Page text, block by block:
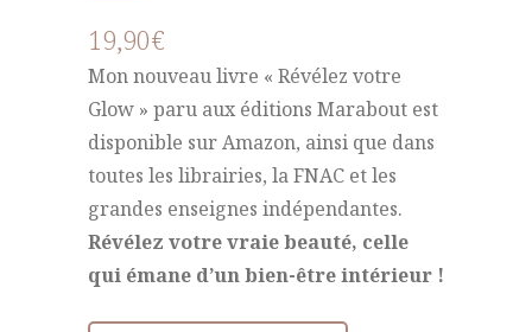
19,90€
Mon nouveau livre « Révélez votre
Glow » paru aux éditions Marabout est
disponible sur Amazon, ainsi que dans
toutes les librairies, la FNAC et les
grandes enseignes indépendantes.
Révélez votre vraie beauté, celle
qui émane d’un bien-être intérieur !